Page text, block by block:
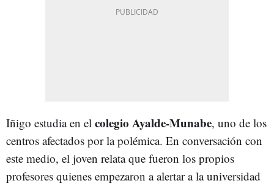
Iñigo estudia en el colegio Ayalde-Munabe, uno de los
centros afectados por la polémica. En conversación con
este medio, el joven relata que fueron los propios
profesores quienes empezaron a alertar a la universidad